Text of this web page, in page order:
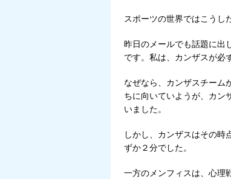
スポーツの世界ではこうし
昨日のメールでも話題に出
です。私は、カンザスが必
なぜなら、カンザスチーム
ちに向いていようが、カン
いました。
しかし、カンザスはその時
ずか２分でした。
一方のメンフィスは、心理